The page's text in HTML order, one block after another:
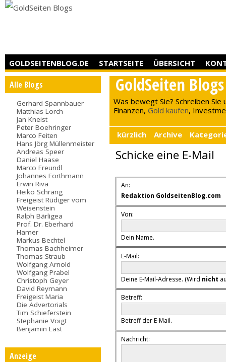
GOLDSEITENBLOG.DE STARTSEITE ÜBERSICHT
Alle Blogs
Gerhard Spannbauer
Matthias Lorch
Jan Kneist
Peter Boehringer
Marco Feiten
Hans Jörg Müllenmeister
Andreas Speer
Daniel Haase
Marco Freundl
Johannes Forthmann
Erwin Riva
Heiko Schrang
Freigeist Rüdiger vom
Weisenstein
Ralph Bärligea
Prof. Dr. Eberhard
Hamer
Markus Bechtel
Thomas Bachheimer
Thomas Straub
Wolfgang Arnold
Wolfgang Prabel
Christoph Geyer
David Reymann
Freigeist Maria
Die Advertorials
Tim Schieferstein
Stephanie Voigt
Benjamin Last
Anzeige
GoldSeiten Blogs
Was bewegt Sie? Schreiben Sie
Finanzen,Gold kaufen,
kürzlich Archive
Schicke eine E-Mail
An:
Redaktion GoldseitenBlog.com
Von:
Dein Name.
E-Mail:
Deine E-Mail-Adresse. (Wird nicht
Betreff:
Betreff der E-Mail.
Nachricht: